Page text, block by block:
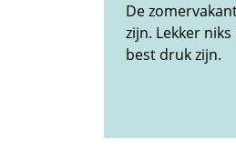
De
zijn. Lekker
best druk zijn.